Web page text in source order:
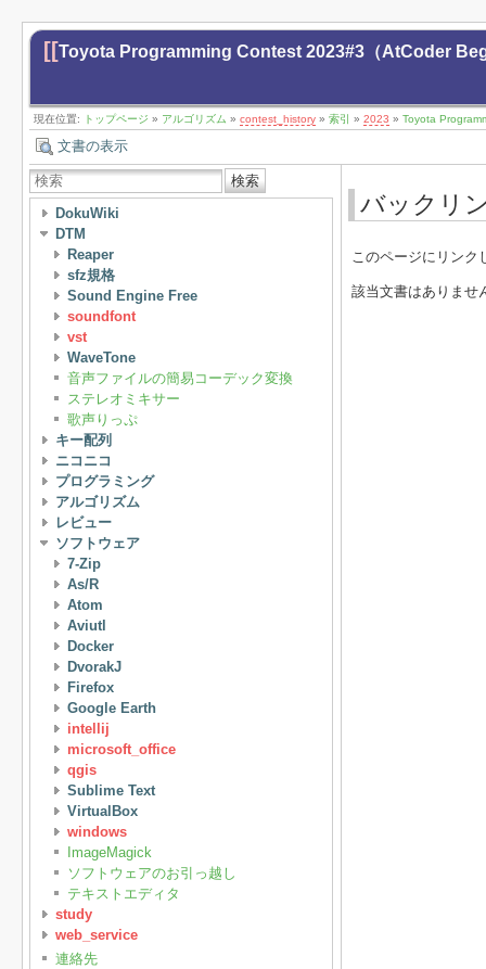
[[Toyota Programming Contest 2023#3（AtCoder
現在位置: トップページ » アルゴリズム » contest_history » 索引 » 2023 » Toyota
文書の表示
検索
DokuWiki
DTM
Reaper
sfz規格
Sound Engine Free
soundfont
vst
WaveTone
音声ファイルの簡易コーデック変換
ステレオミキサー
歌声りっぷ
キー配列
ニコニコ
プログラミング
アルゴリズム
レビュー
ソフトウェア
7-Zip
As/R
Atom
Aviutl
Docker
DvorakJ
Firefox
Google Earth
intellij
microsoft_office
qgis
Sublime Text
VirtualBox
windows
ImageMagick
ソフトウェアのお引っ越し
テキストエディタ
study
web_service
連絡先
バックリ
このページにリンク
該当文書はありませ